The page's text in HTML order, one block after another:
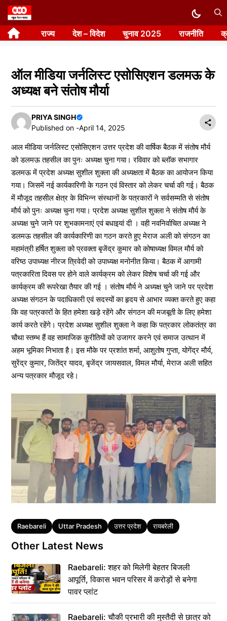
Skip
to
content राज्य देश – विदेश चुनाव 2025 राजनीति
ऑल मीडिया जर्नलिस्ट एसोसिएशन डलमऊ के
अध्यक्ष बने संतोष मौर्या
PRIYA SINGH
Published on -April 14, 2025
आल मीडिया जर्नलिस्ट एसोसिएशन उत्तर प्रदेश की वार्षिक बैठक में संतोष मौर्य
को डलमऊ तहसील का पुनः अध्यक्ष चुना गया। रविवार को ब्लॉक सभागार
डलमऊ में प्रदेश अध्यक्ष सुशील शुक्ला की अध्यक्षता में बैठक का आयोजन किया
गया। जिसमें नई कार्यकारिणी के गठन एवं विस्तार को लेकर चर्चा की गई। बैठक
में मौजूद तहसील क्षेत्र के विभिन्न संस्थानों के पत्रकारों ने सर्वसम्मति से संतोष
मौर्य को पुनः अध्यक्ष चुना गया। प्रदेश अध्यक्ष सुशील शुक्ला ने संतोष मौर्य के
अध्यक्ष चुने जाने पर शुभकामनाएं एवं बधाइयां दी । वही नवनिर्वाचित अध्यक्ष ने
डलमऊ तहसील की कार्यकारिणी का गठन करते हुए मेराज अली को संगठन का
महामंत्री हर्षित शुक्ला को प्रवक्ता बृजेंद्र कुमार को कोषाध्यक्ष विमल मौर्य को
वरिष्ठ उपाध्यक्ष नीरज त्रिवेदी को उपाध्यक्ष मनोनीत किया। बैठक में आगामी
पत्रकारिता दिवस पर होने वाले कार्यक्रम को लेकर विशेष चर्चा की गई और
कार्यक्रम की रूपरेखा तैयार की गई । संतोष मौर्य ने अध्यक्ष चुने जाने पर प्रदेश
अध्यक्ष संगठन के पदाधिकारी एवं सदस्यों का हृदय से आभार व्यक्त करते हुए कहा
कि वह पत्रकारों के हित हमेशा खड़े रहेंगे और संगठन की मजबूती के लिए हमेशा
कार्य करते रहेंगे। प्रदेश अध्यक्ष सुशील शुक्ला ने कहा कि पत्रकार लोकतंत्र का
चौथा स्तम्भ हैं वह सामाजिक कुरीतियाें को उजागर करने एवं समाज उत्थान में
अहम भूमिका निभाता है। इस मौके पर प्रशांत शर्मा, आशुतोष गुप्ता, योगेंद्र मौर्य,
सुरेंद्र कुमार, जितेंद्र यादव, बृजेंद्र जायसवाल, विमल मौर्या, मेराज अली सहित
अन्य पत्रकार मौजूद रहे।
Tags
Raebareli Uttar Pradesh उत्तर प्रदेश रायबरेली
Other Latest News
Raebareli: शहर को मिलेगी बेहतर बिजली
आपूर्ति, विकास भवन परिसर में करोड़ों से बनेगा
पावर प्लांट
Raebareli: चौकी प्रभारी की मुस्तैदी से छात्र को